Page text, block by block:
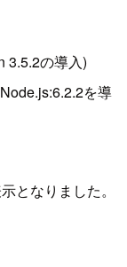
3.5.2の導入)
を導
となりました。